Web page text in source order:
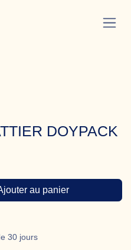
DOYPACK
au panier
de 30 jours